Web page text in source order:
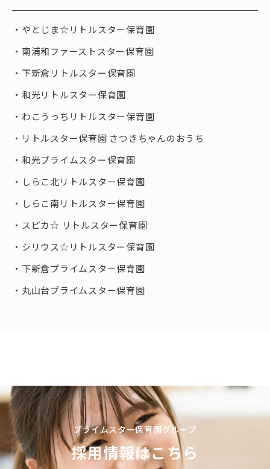
やとじま☆リトルスター保育園
南浦和ファーストスター保育園
下新倉リトルスター保育園
和光リトルスター保育園
わこうっちリトルスター保育園
リトルスター保育園 さつきちゃんのおうち
和光プライムスター保育園
しらこ北リトルスター保育園
しらこ南リトルスター保育園
スピカ☆ リトルスター保育園
シリウス☆リトルスター保育園
下新倉プライムスター保育園
丸山台プライムスター保育園
プライムスター保育園グループ
採用情報はこちら